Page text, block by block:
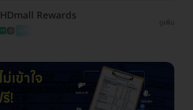
Rewards
ดูเพิ่ม